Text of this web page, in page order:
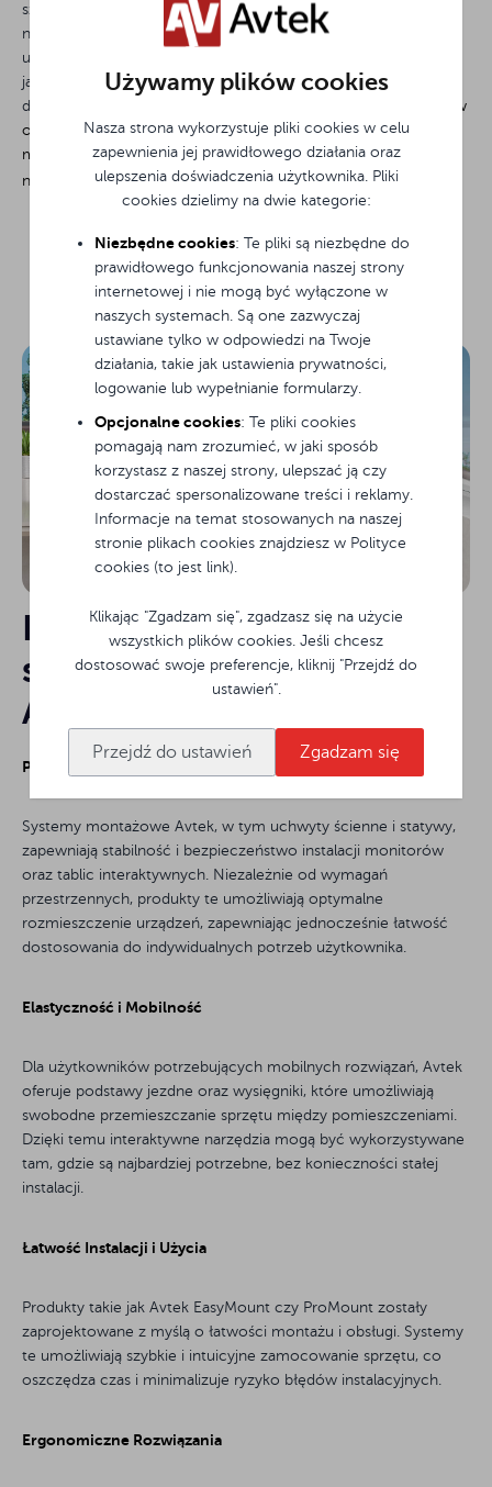
Używamy plików cookies
Nasza strona wykorzystuje pliki cookies w celu
zapewnienia jej prawidłowego działania oraz
ulepszenia doświadczenia użytkownika. Pliki
cookies dzielimy na dwie kategorie:
Niezbędne cookies: Te pliki są niezbędne do
prawidłowego funkcjonowania naszej strony
internetowej i nie mogą być wyłączone w
naszych systemach. Są one zazwyczaj
ustawiane tylko w odpowiedzi na Twoje
działania, takie jak ustawienia prywatności,
logowanie lub wypełnianie formularzy.
Opcjonalne cookies: Te pliki cookies
pomagają nam zrozumieć, w jaki sposób
korzystasz z naszej strony, ulepszać ją czy
dostarczać spersonalizowane treści i reklamy.
Informacje na temat stosowanych na naszej
stronie plikach cookies znajdziesz w Polityce
cookies (to jest link).
Klikając "Zgadzam się", zgadzasz się na użycie
wszystkich plików cookies. Jeśli chcesz
dostosować swoje preferencje, kliknij "Przejdź do
ustawień".
Przejdź do ustawień Zgadzam się
szuka niezawodnych i funkcjonalnych rozwiązań wspierających
nowoczesne technologie w edukacji, biznesie czy codziennym
użytkowaniu. Produkty tej marki charakteryzują się wysoką
jakością wykonania, co gwarantuje ich trwałość i
długowieczność.
Wytrzymałe konstrukcje uchwytów, statywów
oraz pozostałych elementów montażowych zaprojektowano z
myślą o intensywnym użytkowaniu, co gwarantuje ich
niezawodność i bezproblemowe użytkowanie przez wiele lat.
Dlaczego warto wybrać
systemy montażowe
Avtek?
Profesjonalny Montaż
Systemy montażowe Avtek, w tym uchwyty ścienne i statywy,
zapewniają stabilność i bezpieczeństwo instalacji monitorów
oraz tablic interaktywnych. Niezależnie od wymagań
przestrzennych, produkty te umożliwiają optymalne
rozmieszczenie urządzeń, zapewniając jednocześnie łatwość
dostosowania do indywidualnych potrzeb użytkownika.
Elastyczność i Mobilność
Dla użytkowników potrzebujących mobilnych rozwiązań, Avtek
oferuje podstawy jezdne oraz wysięgniki, które umożliwiają
swobodne przemieszczanie sprzętu między pomieszczeniami.
Dzięki temu interaktywne narzędzia mogą być wykorzystywane
tam, gdzie są najbardziej potrzebne, bez konieczności stałej
instalacji.
Łatwość Instalacji i Użycia
Produkty takie jak Avtek EasyMount czy ProMount zostały
zaprojektowane z myślą o łatwości montażu i obsługi. Systemy
te umożliwiają szybkie i intuicyjne zamocowanie sprzętu, co
oszczędza czas i minimalizuje ryzyko błędów instalacyjnych.
Ergonomiczne Rozwiązania